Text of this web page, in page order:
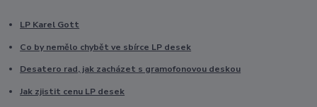
LP Karel Gott
Co by nemělo chybět ve sbírce LP desek
Desatero rad, jak zacházet s gramofonovou deskou
Jak zjistit cenu LP desek